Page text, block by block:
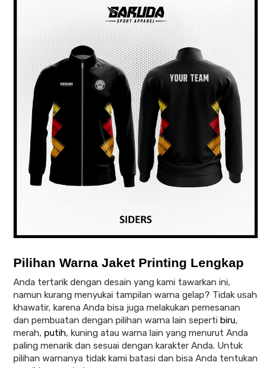
Pilihan Warna Jaket Printing Lengkap
Anda tertarik dengan desain yang kami tawarkan ini,
namun kurang menyukai tampilan warna gelap? Tidak usah
khawatir, karena Anda bisa juga melakukan pemesanan
dan pembuatan dengan pilihan warna lain seperti biru,
merah, putih, kuning atau warna lain yang menurut Anda
paling menarik dan sesuai dengan karakter Anda. Untuk
pilihan warnanya tidak kami batasi dan bisa Anda tentukan